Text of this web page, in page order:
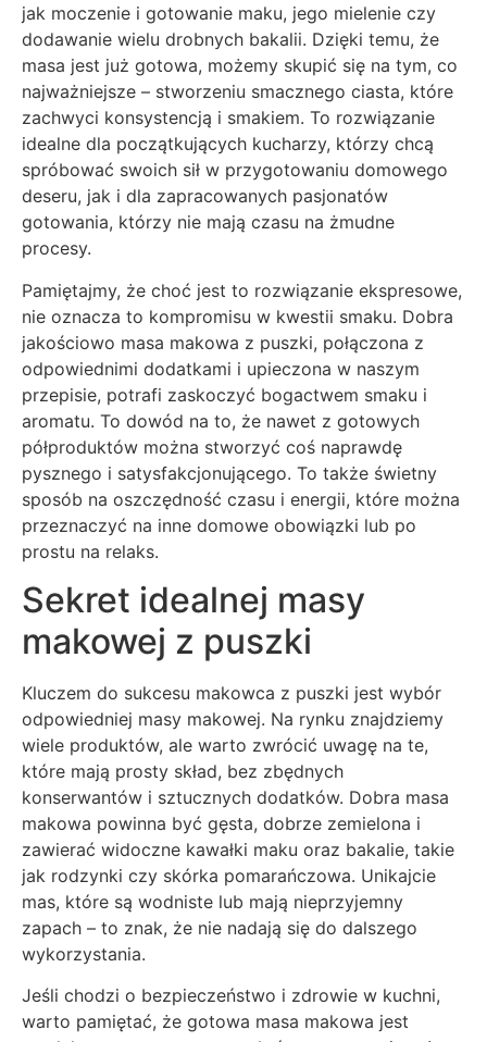
jak moczenie i gotowanie maku, jego mielenie czy
dodawanie wielu drobnych bakalii. Dzięki temu, że
masa jest już gotowa, możemy skupić się na tym, co
najważniejsze – stworzeniu smacznego ciasta, które
zachwyci konsystencją i smakiem. To rozwiązanie
idealne dla początkujących kucharzy, którzy chcą
spróbować swoich sił w przygotowaniu domowego
deseru, jak i dla zapracowanych pasjonatów
gotowania, którzy nie mają czasu na żmudne
procesy.
Pamiętajmy, że choć jest to rozwiązanie ekspresowe,
nie oznacza to kompromisu w kwestii smaku. Dobra
jakościowo masa makowa z puszki, połączona z
odpowiednimi dodatkami i upieczona w naszym
przepisie, potrafi zaskoczyć bogactwem smaku i
aromatu. To dowód na to, że nawet z gotowych
półproduktów można stworzyć coś naprawdę
pysznego i satysfakcjonującego. To także świetny
sposób na oszczędność czasu i energii, które można
przeznaczyć na inne domowe obowiązki lub po
prostu na relaks.
Sekret idealnej masy
makowej z puszki
Kluczem do sukcesu makowca z puszki jest wybór
odpowiedniej masy makowej. Na rynku znajdziemy
wiele produktów, ale warto zwrócić uwagę na te,
które mają prosty skład, bez zbędnych
konserwantów i sztucznych dodatków. Dobra masa
makowa powinna być gęsta, dobrze zemielona i
zawierać widoczne kawałki maku oraz bakalie, takie
jak rodzynki czy skórka pomarańczowa. Unikajcie
mas, które są wodniste lub mają nieprzyjemny
zapach – to znak, że nie nadają się do dalszego
wykorzystania.
Jeśli chodzi o bezpieczeństwo i zdrowie w kuchni,
warto pamiętać, że gotowa masa makowa jest